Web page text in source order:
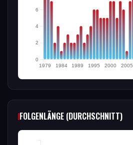
1979 1984 1989 1995 2000 2005
0
2
4
6
FOLGENLÄNGE (DURCHSCHNITT)